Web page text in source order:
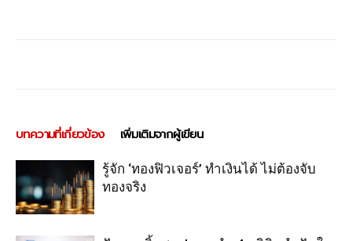
บทความที่เกี่ยวข้อง เพิ่มเติมจากผู้เขียน
รู้จัก ‘ทองฟิวเจอร์’ ทำเงินได้ ไม่ต้องจับ
ทองจริง